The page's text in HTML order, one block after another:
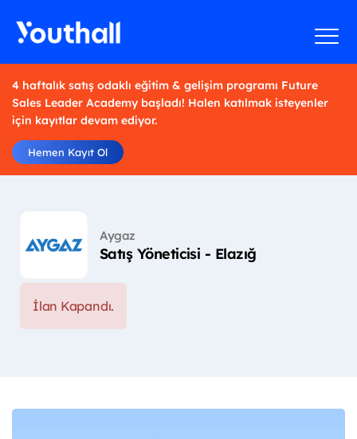
4 haftalık satış odaklı eğitim & gelişim programı Future
Sales Leader Academy başladı! Halen katılmak isteyenler
için kayıtlar devam ediyor.
Hemen Kayıt Ol
Aygaz
Satış Yöneticisi - Elazığ
İlan Kapandı.